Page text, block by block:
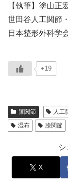
【執筆】塗山
世田谷人工関節
日本整形外科学
+19
膝関節 人工
湿布
膝関節
X